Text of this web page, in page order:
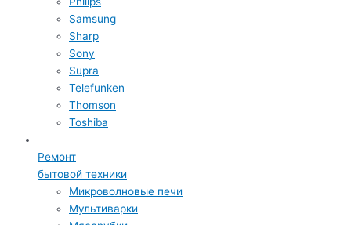
Samsung
Sharp
Sony
Supra
Telefunken
Thomson
Toshiba
Ремонт
бытовой техники
Микроволновые печи
Мультиварки